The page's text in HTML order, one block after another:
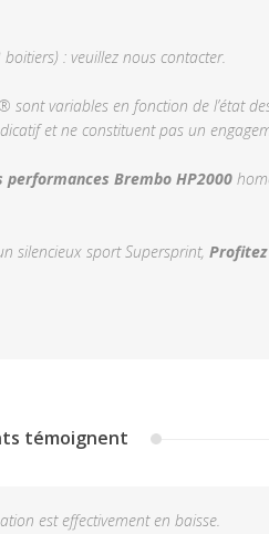
: veuillez nous contacter.
sont variables en fonction de l’état
et ne constituent pas un
Brembo HP2000
silencieux sport Supersprint,
témoignent
est effectivement en baisse.